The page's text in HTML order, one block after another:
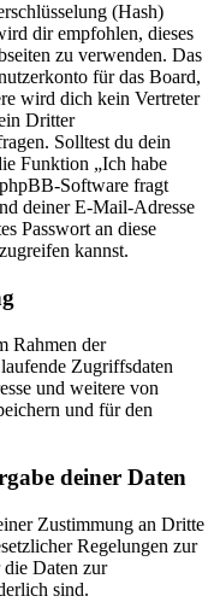
(Hash)
dir empfohlen, dieses
zu verwenden. Das
für das Board,
wird dich kein Vertreter
Dritter
Solltest du dein
Funktion „Ich habe
Software fragt
deiner E-Mail-Adresse
Passwort an diese
kannst.
Rahmen der
Zugriffsdaten
und weitere von
und für den
deiner Daten
Zustimmung an Dritte
Regelungen zur
Daten zur
sind.